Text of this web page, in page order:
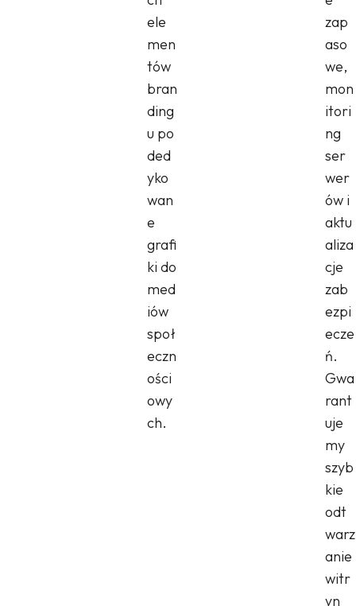
ele
men
tów
bran
ding
u po
ded
yko
wan
e
grafi
ki do
med
iów
społ
eczn
ości
owy
ch.
zap
aso
we,
mon
itori
ng
ser
wer
ów i
aktu
aliza
cje
zab
ezpi
ecze
ń.
Gwa
rant
uje
my
szyb
kie
odt
warz
anie
witr
yn